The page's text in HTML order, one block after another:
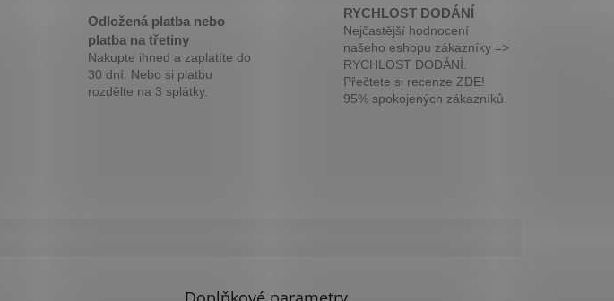
Odložená platba nebo
platba na třetiny
Nakupte ihned a zaplatíte do
30 dní. Nebo si platbu
rozdělte na 3 splátky.
RYCHLOST DODÁNÍ
Nejčastější hodnocení
našeho eshopu zákazníky =>
RYCHLOST DODÁNÍ.
Přečtete si recenze ZDE!
95% spokojených zákazníků.